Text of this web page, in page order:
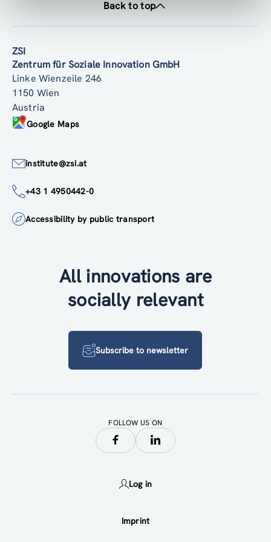
Back to top
ZSI
Zentrum für Soziale Innovation GmbH
Linke Wienzeile 246
1150 Wien
Austria
Google Maps
institute@zsi.at
+43 1 4950442-0
Accessibility by public transport
All innovations are
socially relevant
Subscribe to newsletter
FOLLOW US ON
Log in
Imprint